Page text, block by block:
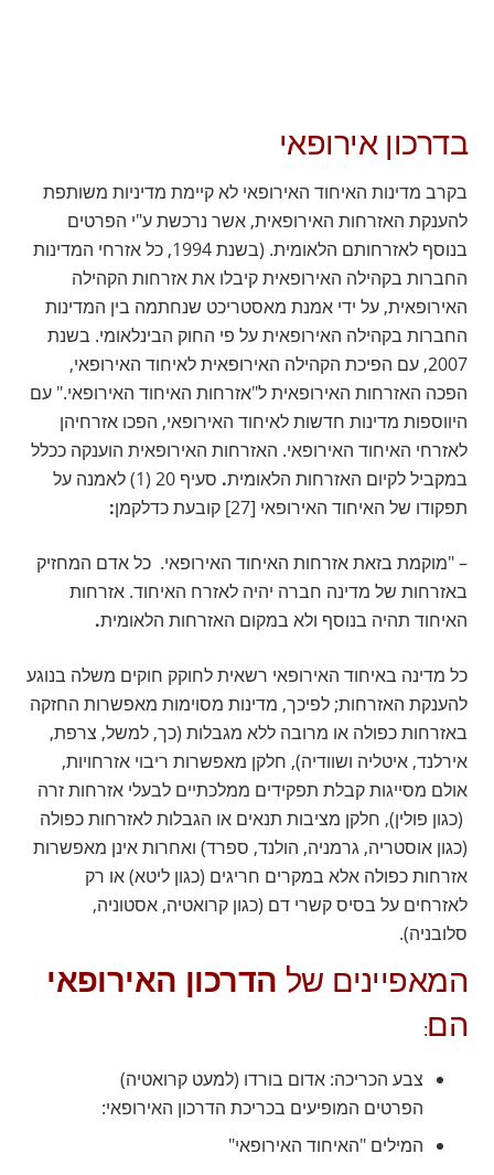
בדרכון אירופאי
בקרב מדינות האיחוד האירופאי לא קיימת מדיניות משותפת
להענקת האזרחות האירופאית, אשר נרכשת ע"י הפרטים
בנוסף לאזרחותם הלאומית. (בשנת 1994, כל אזרחי המדינות
החברות בקהילה האירופאית קיבלו את אזרחות הקהילה
האירופאית, על ידי אמנת מאסטריכט שנחתמה בין המדינות
החברות בקהילה האירופאית על פי החוק הבינלאומי. בשנת
2007, עם הפיכת הקהילה האירופאית לאיחוד האירופאי,
הפכה האזרחות האירופאית ל"אזרחות האיחוד האירופאי." עם
היווספות מדינות חדשות לאיחוד האירופאי, הפכו אזרחיהן
לאזרחי האיחוד האירופאי. האזרחות האירופאית הוענקה ככלל
במקביל לקיום האזרחות הלאומית.
סעיף 20 (1) לאמנה על
תפקודו של האיחוד האירופאי [27] קובעת כדלקמן
:
– "מוקמת בזאת אזרחות האיחוד האירופאי. כל אדם המחזיק
באזרחות של מדינה חברה יהיה לאזרח האיחוד. אזרחות
האיחוד תהיה בנוסף ולא במקום האזרחות הלאומית.
כל מדינה באיחוד האירופאי רשאית לחוקק חוקים משלה בנוגע
להענקת האזרחות; לפיכך, מדינות מסוימות מאפשרות החזקה
באזרחות כפולה או מרובה ללא מגבלות (כך, למשל, צרפת,
אירלנד, איטליה ושוודיה), חלקן מאפשרות ריבוי אזרחויות,
אולם מסייגות קבלת תפקידים ממלכתיים לבעלי אזרחות זרה
(כגון פולין), חלקן מציבות תנאים או הגבלות לאזרחות כפולה
(כגון אוסטריה, גרמניה, הולנד, ספרד) ואחרות אינן מאפשרות
אזרחות כפולה אלא במקרים חריגים (כגון ליטא) או רק
לאזרחים על בסיס קשרי דם (כגון קרואטיה, אסטוניה,
סלובניה).
המאפיינים של הדרכון האירופאי
הם:
צבע הכריכה: אדום בורדו (למעט קרואטיה)
הפרטים המופיעים בכריכת הדרכון האירופאי:
המילים "האיחוד האירופאי"